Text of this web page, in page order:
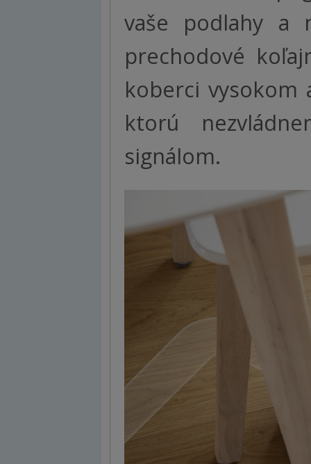
vaše podlahy a
prechodové
koberci vysokom
ktorú
signálom.